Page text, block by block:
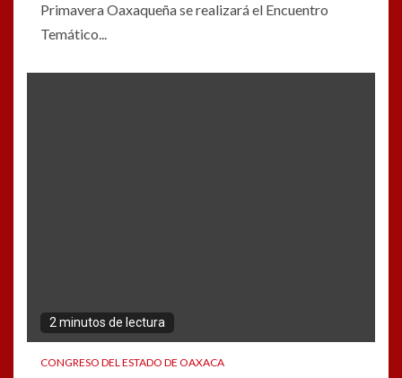
Primavera Oaxaqueña se realizará el Encuentro
Temático...
2 minutos de lectura
CONGRESO DEL ESTADO DE OAXACA